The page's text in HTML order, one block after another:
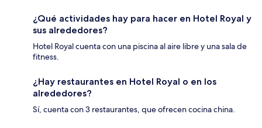
¿Qué actividades hay para hacer en Hotel Royal y
sus alrededores?
Hotel Royal cuenta con una piscina al aire libre y una sala de
fitness.
¿Hay restaurantes en Hotel Royal o en los
alrededores?
Sí, cuenta con 3 restaurantes, que ofrecen cocina china.